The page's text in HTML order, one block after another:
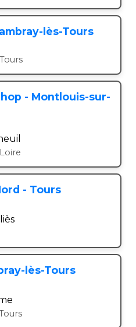
lès-Tours
- Montlouis-sur-
- Tours
lès-Tours